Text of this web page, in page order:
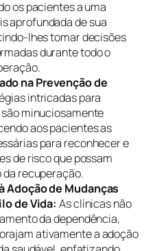
os pacientes a uma
aprofundada de sua
lhes tomar decisões
durante todo o
na Prevenção de
intricadas para
minuciosamente
aos pacientes as
para reconhecer e
de risco que possam
da recuperação.
Adoção de Mudanças
de Vida: As clínicas não
da dependência,
ativamente a adoção